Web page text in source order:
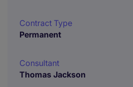
Contract Type
Permanent
Consultant
Thomas Jackson